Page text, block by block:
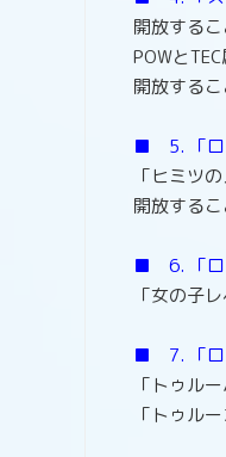
開放する
POWと
開放する
■ 5. 「ロ
「ヒミツ
開放する
■ 6. 「ロ
「女の子
■ 7. 「ロ
「トゥル
「トゥル